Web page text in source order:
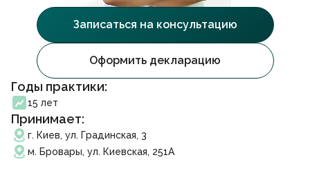
Психотерапия
Стоматология
Проктология
Эндокринология
Отоларингология
Дерматовенерология
Кардиология
Неврология
Ортопедія і травматологія
Акционные предложения
Партнерство
Франшиза
Контакты
Стоматология
Записаться на прийом
Годы практики:
15 лет
Принимает:
г. Киев, ул. Градинская, 3
м. Бровары, ул. Киевская, 251А
Записаться на консультацию
Оформить декларацию